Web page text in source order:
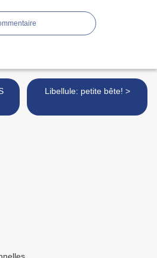
Libellule: petite bête! >